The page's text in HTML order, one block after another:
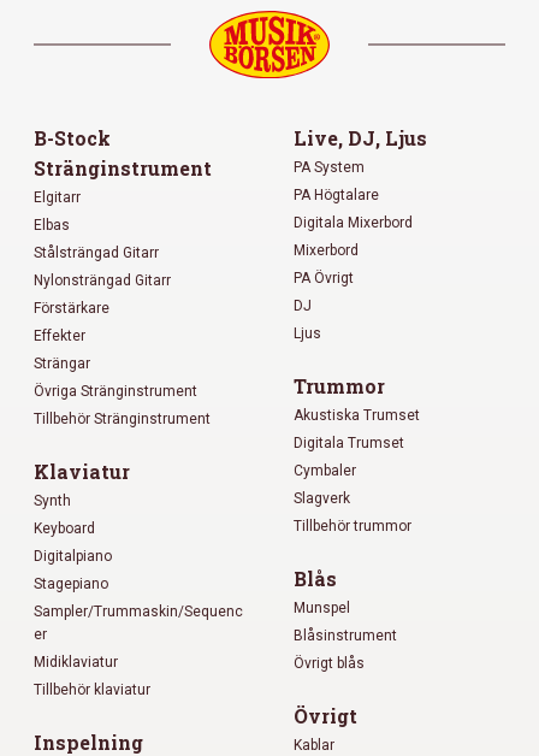
B-Stock
Stränginstrument
Elgitarr
Elbas
Stålsträngad Gitarr
Nylonsträngad Gitarr
Förstärkare
Effekter
Strängar
Övriga Stränginstrument
Tillbehör Stränginstrument
Klaviatur
Synth
Keyboard
Digitalpiano
Stagepiano
Sampler/Trummaskin/Sequenc
er
Midiklaviatur
Tillbehör klaviatur
Inspelning
Live, DJ, Ljus
PA System
PA Högtalare
Digitala Mixerbord
Mixerbord
PA Övrigt
DJ
Ljus
Trummor
Akustiska Trumset
Digitala Trumset
Cymbaler
Slagverk
Tillbehör trummor
Blås
Munspel
Blåsinstrument
Övrigt blås
Övrigt
Kablar